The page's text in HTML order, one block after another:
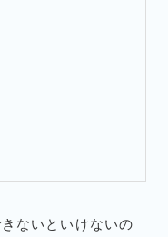
ないといけないの